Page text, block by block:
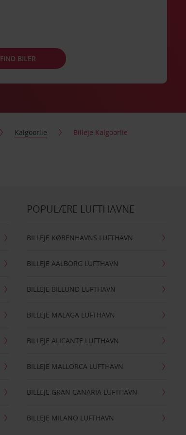
FIND BILER
Kalgoorlie Billeje Kalgoorlie
POPULÆRE LUFTHAVNE
BILLEJE KØBENHAVNS LUFTHAVN
BILLEJE AALBORG LUFTHAVN
BILLEJE BILLUND LUFTHAVN
BILLEJE MALAGA LUFTHAVN
BILLEJE ALICANTE LUFTHAVN
BILLEJE MALLORCA LUFTHAVN
BILLEJE GRAN CANARIA LUFTHAVN
BILLEJE MILANO LUFTHAVN